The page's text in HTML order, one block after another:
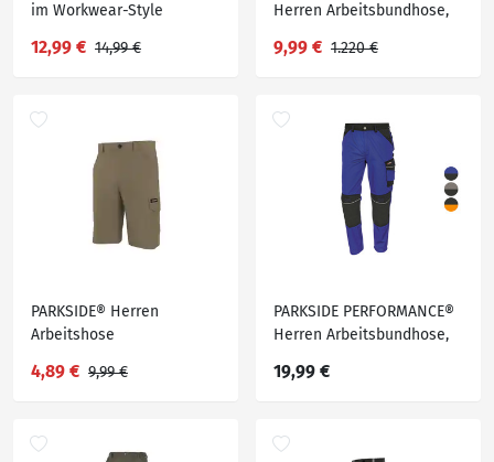
im Workwear-Style
12,99 € 14,99 €
Herren Arbeitsbundhose,
9,99 € 1.220 €
PARKSIDE® Herren
Arbeitshose
4,89 € 9,99 €
PARKSIDE PERFORMANCE®
Herren Arbeitsbundhose,
19,99 €